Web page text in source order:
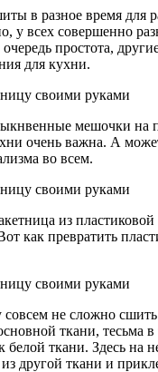
в разное время для
у всех совершенно
простота,
для кухни.
мешочки на
очень важна. А
во всем.
из
как превратить
не сложно
ткани, тесьма
белой ткани. Здесь
другой ткани и